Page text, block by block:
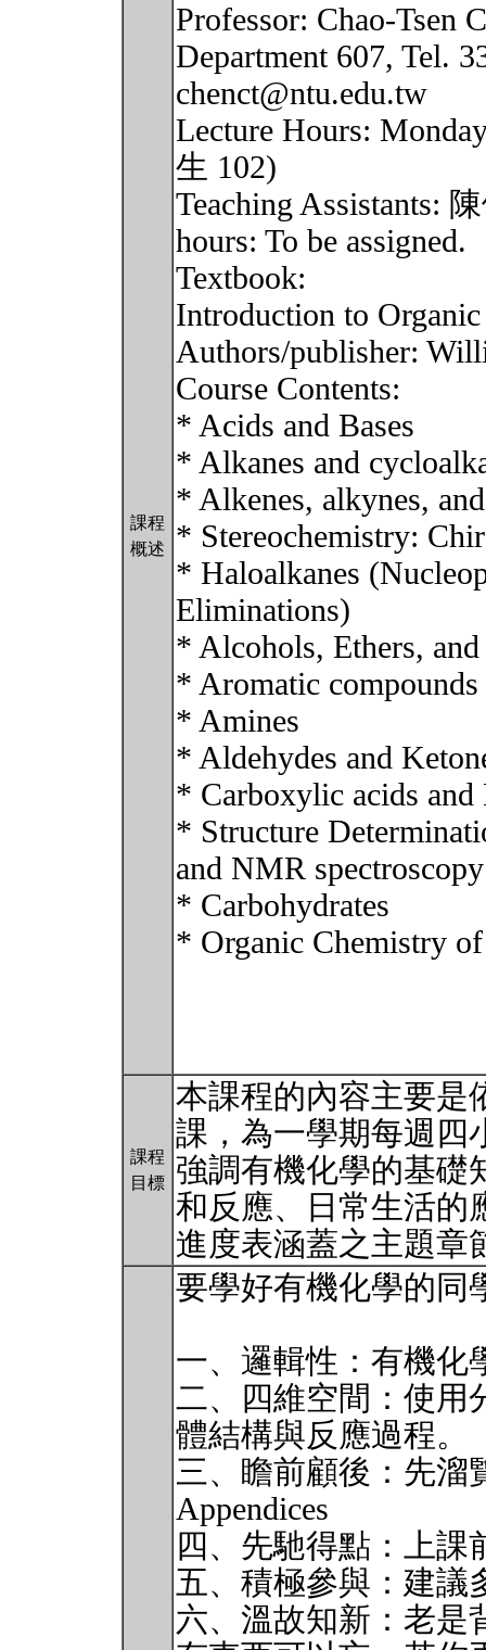
課程
概述
Professor: Chao-Tsen
Department 607, Tel.
chenct@ntu.edu.tw
Lecture Hours:
生 102)
Teaching Assistants:
hours: To be assigned.
Textbook:
Introduction to
Authors/publisher:
Course Contents:
* Acids and Bases
* Alkanes and
* Alkenes, alkynes,
* Stereochemistry:
* Haloalkanes
Eliminations)
* Alcohols, Ethers,
* Aromatic
* Amines
* Aldehydes and
* Carboxylic acids and
* Structure
and NMR spectroscopy
* Carbohydrates
* Organic Chemistry
課程
目標
本課程的內容主要是
課，為一學期每週四
強調有機化學的基礎
和反應、日常生活的
進度表涵蓋之主題章
要學好有機化學的同
一、邏輯性：有機化
二、四維空間：使用
體結構與反應過程。
三、瞻前顧後：先溜
Appendices
四、先馳得點：上課
五、積極參與：建議
六、溫故知新：老是